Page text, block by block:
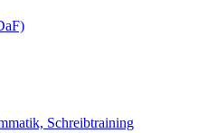
Schreibtraining